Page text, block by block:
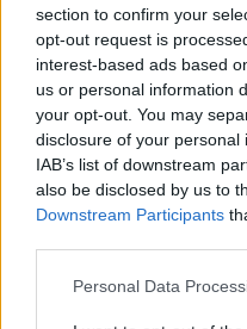
section to confirm your
opt-out request is
interest-based ads based
us or personal information
your opt-out. You may
disclosure of your
IAB’s list of downstream
also be disclosed by us to
Downstream Participants
Personal Data
Il funerale cinese
12/02/2012
Una casa di lusso